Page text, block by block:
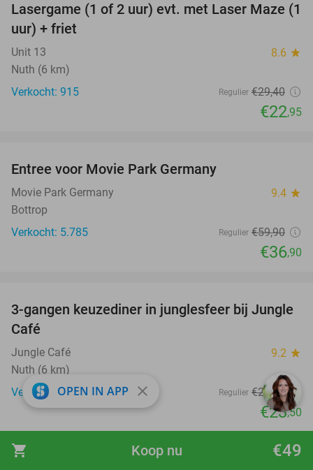
shopping_cart €49
Koop nu
22%
Lasergame (1 of 2 uur) evt. met Laser Maze (1
uur) + friet
Unit 13 8.6 star
Nuth (6 km)
Verkocht: 915
Regulier €29,40
€22,95
Entree voor Movie Park Germany
Movie Park Germany 9.4 star
Bottrop
Verkocht: 5.785
Regulier €59,90
€36,90
21%
3-gangen keuzediner in junglesfeer bij Jungle
Café
Jungle Café 9.2 star
Nuth (6 km)
Verkocht: 1.336
Regulier €29,80
€23,50
favorite_border
OPEN IN APP close